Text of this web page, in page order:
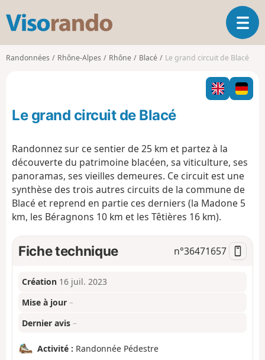
s
o
o
O
u
i
r
l
i
g
a
t
n
Randonnées Rhône-Alpes Rhône Blacé Le grand circuit de Blacé
Le grand circuit de Blacé
Randonnez sur ce sentier de 25 km et partez à la
découverte du patrimoine blacéen, sa viticulture, ses
panoramas, ses vieilles demeures. Ce circuit est une
synthèse des trois autres circuits de la commune de
Blacé et reprend en partie ces derniers (la Madone 5
km, les Béragnons 10 km et les Têtières 16 km).
Fiche technique n°36471657
Création 16 juil. 2023
Mise à jour –
Dernier avis –
Activité : Randonnée Pédestre